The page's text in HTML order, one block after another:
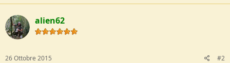
c
t
i
o
n
:
alien62
26 Ottobre 2015 #2